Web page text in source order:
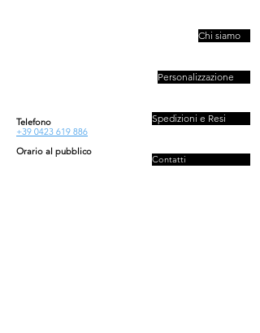
Telefono
+39 0423 619 886
Orario al pubblico
Chi siamo
Personalizzazione
Spedizioni e Resi
Contatti